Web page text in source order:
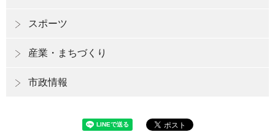
スポーツ
産業・まちづくり
市政情報